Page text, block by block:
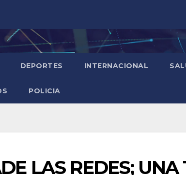
DEPORTES INTERNACIONAL
POLICIA
LAS REDES;